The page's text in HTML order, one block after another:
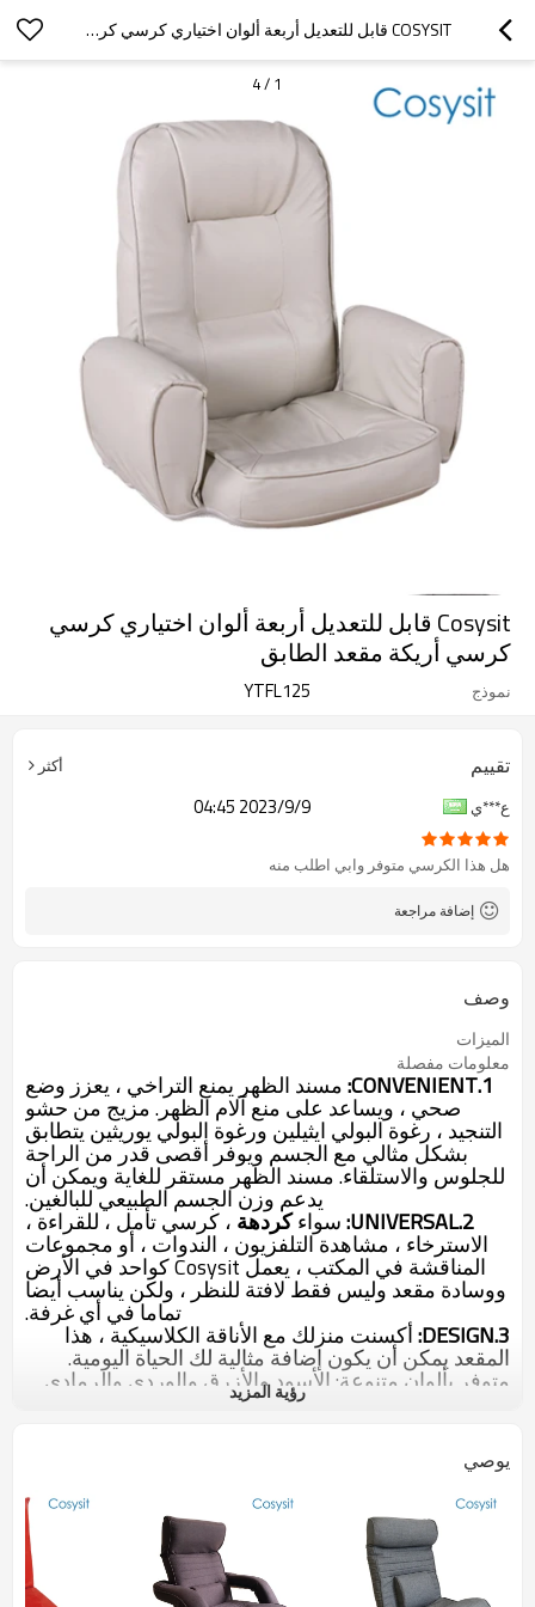
COSYSIT قابل للتعديل أربعة ألوان اختياري كرسي كرسي أريكة مقعد الطابق
1
/
4
Cosysit قابل للتعديل أربعة ألوان اختياري كرسي
كرسي أريكة مقعد الطابق
نموذج YTFL125
تقييم
أكثر
ع***ي
2023/9/9 04:45
هل هذا الكرسي متوفر وابي اطلب منه
إضافة مراجعة
وصف
الميزات
معلومات مفصلة
1.CONVENIENT: مسند الظهر يمنع التراخي ، يعزز وضع
صحي ، ويساعد على منع آلام الظهر. مزيج من حشو
التنجيد ، رغوة البولي ايثيلين ورغوة البولي يوريثين يتطابق
بشكل مثالي مع الجسم ويوفر أقصى قدر من الراحة
للجلوس والاستلقاء. مسند الظهر مستقر للغاية ويمكن أن
يدعم وزن الجسم الطبيعي للبالغين.
2.UNIVERSAL: سواءكردهة ، كرسي تأمل ، للقراءة ،
الاسترخاء ، مشاهدة التلفزيون ، الندوات ، أو مجموعات
المناقشة في المكتب ، يعمل Cosysit كواحد في الأرض
ووسادة مقعد وليس فقط لافتة للنظر ، ولكن يناسب أيضا
تماما في أي غرفة.
3.DESIGN: أكسنت منزلك مع الأناقة الكلاسيكية ، هذا
المقعد يمكن أن يكون إضافةمثالية لك الحياة اليومية.
متوفر بألوان متنوعة: الأسود والأزرق والوردي والرمادي
الحجم:
المادة: مدرب أنبوب الصلب قوي ）
جلد PU + 210 بوليستر أسود
16 رغوة الكثافة + رغوة rebonded
استخدام ل:غرفة المعيشة
تفاصيل التغليف: 1 جهاز كمبيوتر / كيس بولي ، ثم 2 جهاز
رؤية المزيد
يوصي